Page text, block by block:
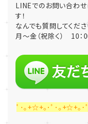
LINEでのお問い合わ
す！
なんでも質問してくだ
月～金（祝除く） 10：
ﾟ･｡+☆+｡･ﾟ･｡+☆+｡･